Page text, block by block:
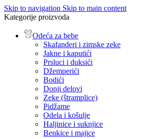
Skip to navigation Skip to main content
Kategorije proizvoda
Odeća za bebe
Skafanderi i zimske zeke
Jakne i kaputići
Prsluci i duksići
Džemperići
Bodići
Donji delovi
Zeke (štramplice)
Pidžame
Odela i košulje
Haljinice i suknjice
Benkice i majice